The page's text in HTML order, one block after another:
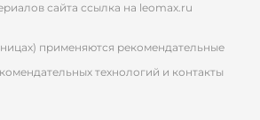
сайта ссылка на leomax.ru
применяются рекомендательные
технологий и контакты